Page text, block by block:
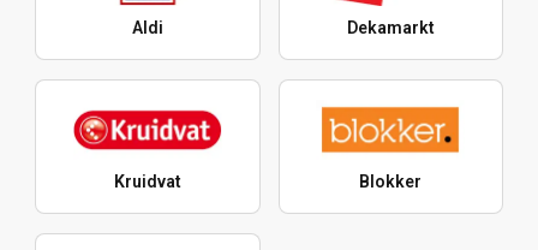
Aldi Dekamarkt
Kruidvat Blokker